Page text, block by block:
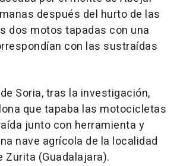
después del hurto de las
dos motos tapadas con una
con las sustraídas
Soria, tras la investigación,
que tapaba las motocicletas
junto con herramienta y
nave agrícola de la localidad
Zurita (Guadalajara).